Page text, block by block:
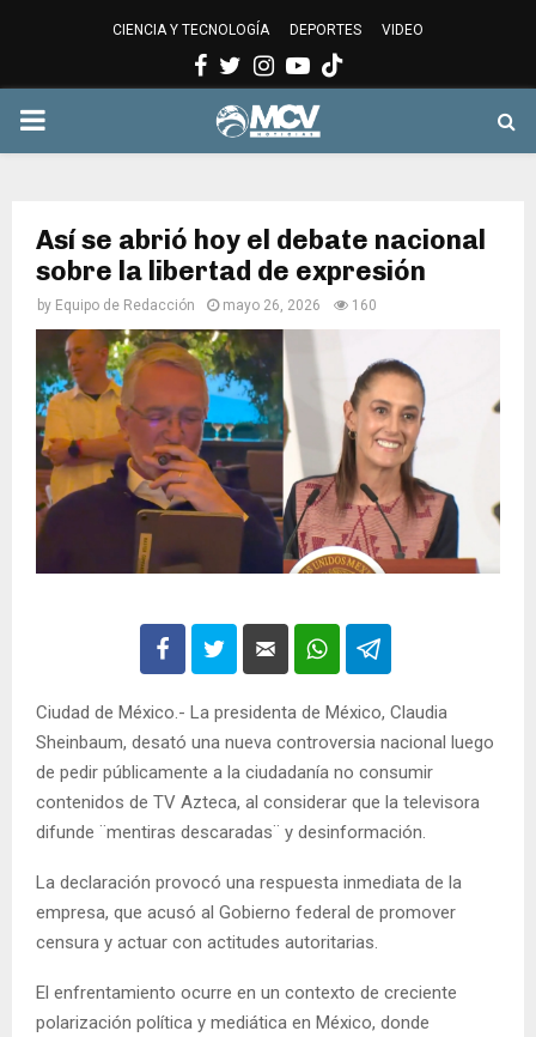
CIENCIA Y TECNOLOGÍA DEPORTES VIDEO
Facebook
Twitter
Instagram
Youtube
PRIMARY
Así se abrió hoy el debate nacional
sobre la libertad de expresión
by Equipo de Redacción mayo 26, 2026 160
Ciudad de México.- La presidenta de México, Claudia
Sheinbaum, desató una nueva controversia nacional luego
de pedir públicamente a la ciudadanía no consumir
contenidos de TV Azteca, al considerar que la televisora
difunde ¨mentiras descaradas¨ y desinformación.
La declaración provocó una respuesta inmediata de la
empresa, que acusó al Gobierno federal de promover
censura y actuar con actitudes autoritarias.
El enfrentamiento ocurre en un contexto de creciente
polarización política y mediática en México, donde